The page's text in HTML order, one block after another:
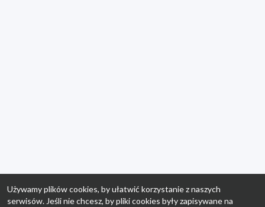
Używamy plików cookies, by ułatwić korzystanie z naszych
serwisów. Jeśli nie chcesz, by pliki cookies były zapisywane na